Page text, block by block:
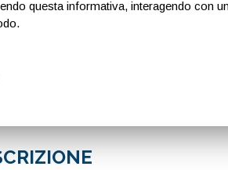
questa informativa, interagendo con